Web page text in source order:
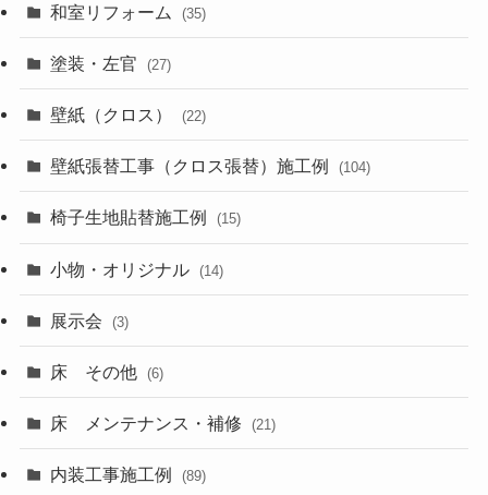
和室リフォーム (35)
塗装・左官 (27)
壁紙（クロス） (22)
壁紙張替工事（クロス張替）施工例 (104)
椅子生地貼替施工例 (15)
小物・オリジナル (14)
展示会 (3)
床 その他 (6)
床 メンテナンス・補修 (21)
内装工事施工例 (89)